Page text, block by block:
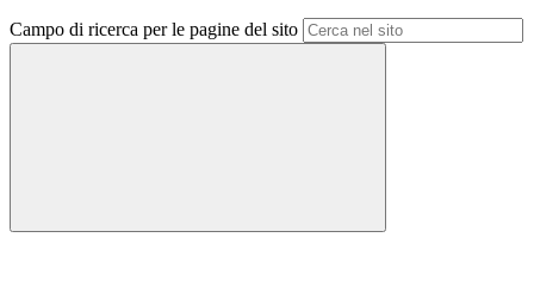
Campo di ricerca per le pagine del sito